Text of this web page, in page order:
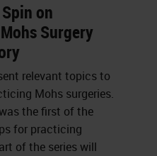
on
Surgery
relevant topics to
Mohs surgeries.
the first of the
for practicing
of the series will